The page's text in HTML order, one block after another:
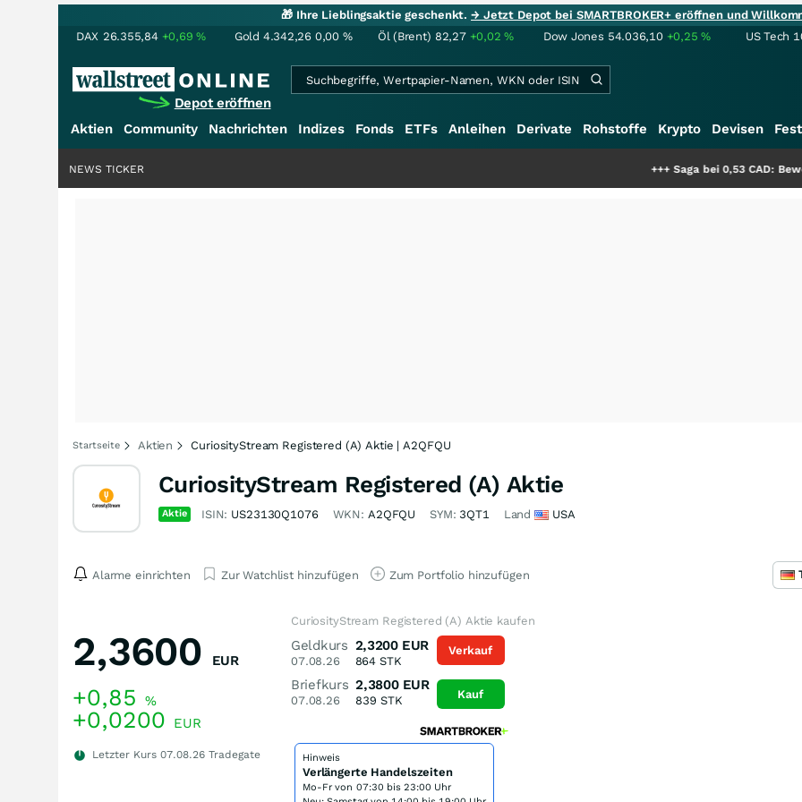
🎁 Ihre Lieblingsaktie geschenkt.→ Jetzt Depot bei SMARTBROKER+ eröffnen und
DAX 26.355,84 +0,69% Gold 4.342,26 0,00 % Öl (Brent) 82,27 +0,02% Dow Jones 54.036,10 +0,25% US Tech
Depot eröffnen
Aktien Community Nachrichten Indizes Fonds ETFs Anleihen Derivate Rohstoffe Krypto Devisen
Saga bei 0,53 CAD: Bewertet der
NEWS TICKER
Startseite Aktien CuriosityStream Registered (A) Aktie | A2QFQU
CuriosityStream Registered (A) Aktie
Aktie ISIN: US23130Q1076 WKN: A2QFQU SYM: 3QT1 Land USA
Alarme einrichten Zur Watchlist hinzufügen Zum Portfolio hinzufügen
2,3600 EUR
+0,85 %
+0,0200 EUR
Letzter Kurs 07.08.26 Tradegate
CuriosityStream Registered (A) Aktie kaufen
Geldkurs
07.08.26
2,3200 EUR
864 STK
Briefkurs
07.08.26
2,3800 EUR
839 STK
Verkauf
Kauf
Hinweis
Verlängerte Handelszeiten
Mo-Fr von 07:30 bis 23:00 Uhr